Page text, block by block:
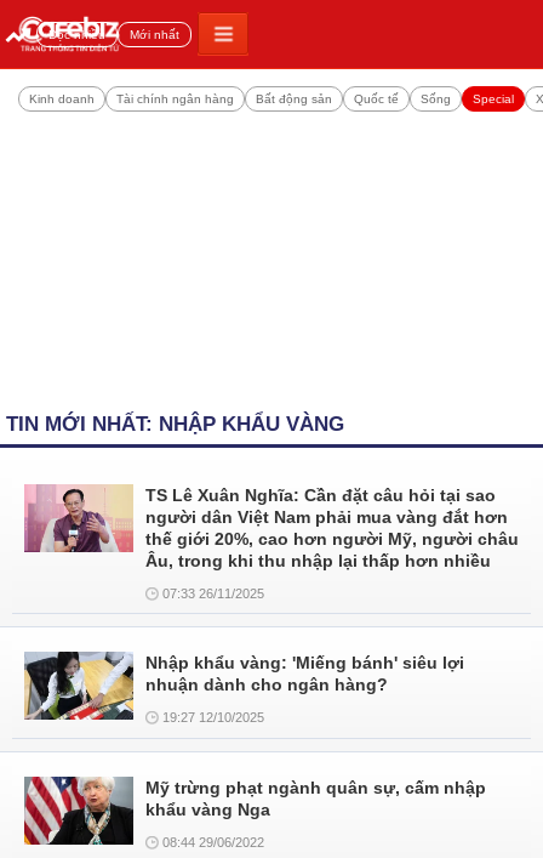
Đọc nhiều Mới nhất
Kinh doanh Tài chính ngân hàng Bất động sản Quốc tế Sống Special
TIN MỚI NHẤT: NHẬP KHẨU VÀNG
TS Lê Xuân Nghĩa: Cần đặt câu hỏi tại sao
người dân Việt Nam phải mua vàng đắt hơn
thế giới 20%, cao hơn người Mỹ, người châu
Âu, trong khi thu nhập lại thấp hơn nhiều
07:33 26/11/2025
Nhập khẩu vàng: 'Miếng bánh' siêu lợi
nhuận dành cho ngân hàng?
19:27 12/10/2025
Mỹ trừng phạt ngành quân sự, cấm nhập
khẩu vàng Nga
08:44 29/06/2022